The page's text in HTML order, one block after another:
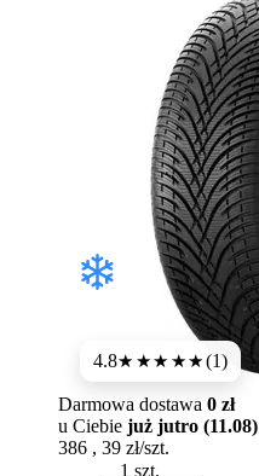
4.8★★★★★(1)
Dostępność:
Darmowa dostawa 0 zł
u Ciebie już jutro (11.08)
386 , 39 zł/szt.